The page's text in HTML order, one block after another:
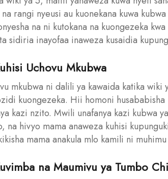
na rangi nyeusi au kuonekana kuwa
na ni kutokana na kuongezeka
sidiria inayofaa inaweza kusaidia
Uchovu Mkubwa
mkubwa ni dalili ya kawaida katika
kuongezeka. Hii homoni
kazi nzito. Mwili unafanya kazi kubwa
na hivyo mama anaweza kuhisi
mama anakula mlo kamili ni
na Maumivu ya Tumbo